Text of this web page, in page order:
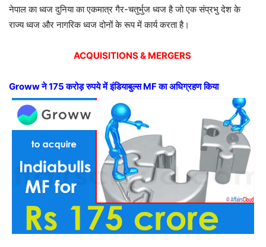
नेपाल का ध्वज दुनिया का एकमात्र गैर-चतुर्भुज ध्वज है जो एक संप्रभु देश के
राज्य ध्वज और नागरिक ध्वज दोनों के रूप में कार्य करता है।
ACQUISITIONS & MERGERS
Growwने175करोड़ रुपये में इंडियाबुल्सMFका अधिग्रहण किया